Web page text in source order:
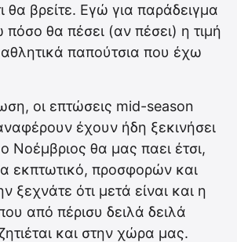
θα βρείτε. Εγώ για παράδειγμα
θα πέσει (αν πέσει) η τιμή
παπούτσια που έχω
οι επτώσεις mid-season
έχουν ήδη ξεκινήσει
Νοέμβριος θα μας παει έτσι,
εκπτωτικό, προσφορών και
ξεχνάτε ότι μετά είναι και η
από πέρισυ δειλά δειλά
και στην χώρα μας.